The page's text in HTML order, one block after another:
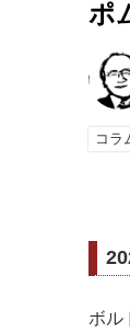
ポ
コラ
ボル